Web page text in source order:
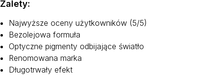
Zalety:
Najwyższe oceny użytkowników (5/5)
Bezolejowa formuła
Optyczne pigmenty odbijające światło
Renomowana marka
Długotrwały efekt